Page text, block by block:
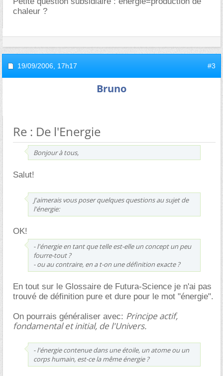
chaleur ?
19/09/2006, 17h17 #3
Bruno
Re : De l'Energie
Bonjour à tous,
Salut!
J'aimerais vous poser quelques questions au sujet de
l'énergie:
OK!
- l'énergie en tant que telle est-elle un concept un peu
fourre-tout ?
- ou au contraire, en a t-on une définition exacte ?
En tout sur le Glossaire de Futura-Science je n'ai pas
trouvé de définition pure et dure pour le mot "énergie".
On pourrais généraliser avec: Principe actif,
fondamental et initial, de l'Univers.
- l'énergie contenue dans une étoile, un atome ou un
corps humain, est-ce la même énergie ?